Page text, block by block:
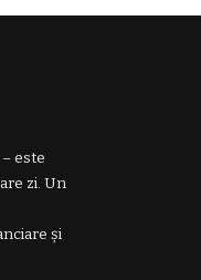
este
zi. Un
și